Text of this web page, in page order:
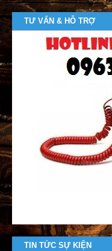
TƯ VẤN & HỖ TRỢ
TIN TỨC SỰ KIỆN